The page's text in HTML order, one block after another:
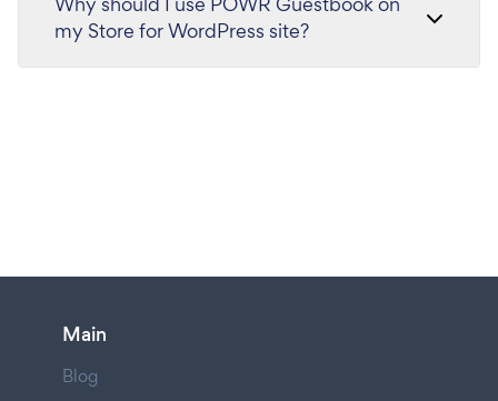
my Store for WordPress site?
Main
Blog